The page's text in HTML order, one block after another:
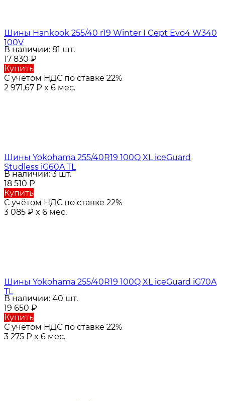
Шины Hankook 255/40 r19 Winter I Cept Evo4 W340
100V
В наличии: 81 шт.
17 830 ₽
Купить
С учётом НДС по ставке 22%
2 971,67 ₽ x 6 мес.
Шины Yokohama 255/40R19 100Q XL iceGuard
Studless iG60A TL
В наличии: 3 шт.
18 510 ₽
Купить
С учётом НДС по ставке 22%
3 085 ₽ x 6 мес.
Шины Yokohama 255/40R19 100Q XL iceGuard iG70A
TL
В наличии: 40 шт.
19 650 ₽
Купить
С учётом НДС по ставке 22%
3 275 ₽ x 6 мес.